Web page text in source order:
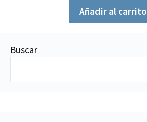
Añadir al carrito
Buscar